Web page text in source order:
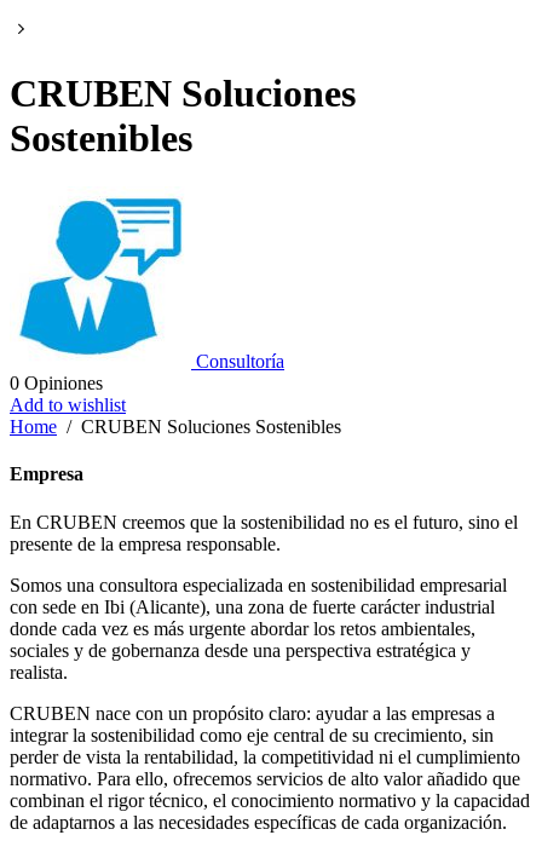
CRUBEN Soluciones
Sostenibles
Consultoría
0 Opiniones
Add to wishlist
Home / CRUBEN Soluciones Sostenibles
Empresa
En CRUBEN creemos que la sostenibilidad no es el futuro, sino el
presente de la empresa responsable.
Somos una consultora especializada en sostenibilidad empresarial
con sede en Ibi (Alicante), una zona de fuerte carácter industrial
donde cada vez es más urgente abordar los retos ambientales,
sociales y de gobernanza desde una perspectiva estratégica y
realista.
CRUBEN nace con un propósito claro: ayudar a las empresas a
integrar la sostenibilidad como eje central de su crecimiento, sin
perder de vista la rentabilidad, la competitividad ni el cumplimiento
normativo. Para ello, ofrecemos servicios de alto valor añadido que
combinan el rigor técnico, el conocimiento normativo y la capacidad
de adaptarnos a las necesidades específicas de cada organización.